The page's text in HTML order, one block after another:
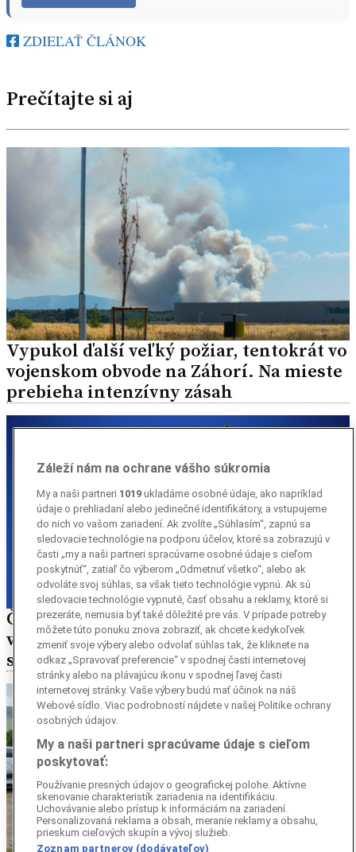
ZDIEĽAŤ ČLÁNOK
Prečítajte si aj
Vypukol ďalší veľký požiar, tentokrát vo
vojenskom obvode na Záhorí. Na mieste
prebieha intenzívny zásah
Členovia súdnej rady budú opätovne
voliť predsedu najvyššieho správneho
súdu
Záleží nám na ochrane vášho súkromia
My a naši partneri 1019 ukladáme osobné údaje, ako napríklad
údaje o prehliadaní alebo jedinečné identifikátory, a vstupujeme
do nich vo vašom zariadení. Ak zvolíte „Súhlasím“, zapnú sa
sledovacie technológie na podporu účelov, ktoré sa zobrazujú v
časti „my a naši partneri spracúvame osobné údaje s cieľom
poskytnúť“, zatiaľ čo výberom „Odmetnuť všetko“, alebo ak
odvoláte svoj súhlas, sa však tieto technológie vypnú. Ak sú
sledovacie technológie vypnuté, časť obsahu a reklamy, ktoré si
prezeráte, nemusia byť také dôležité pre vás. V prípade potreby
môžete túto ponuku znova zobraziť, ak chcete kedykoľvek
zmeniť svoje výbery alebo odvolať súhlas tak, že kliknete na
odkaz „Spravovať preferencie“ v spodnej časti internetovej
stránky alebo na plávajúcu ikonu v spodnej ľavej časti
internetovej stránky. Vaše výbery budú mať účinok na náš
Webové sídlo. Viac podrobností nájdete v našej Politike ochrany
osobných údajov.
My a naši partneri spracúvame údaje s cieľom
poskytovať:
Používanie presných údajov o geografickej polohe. Aktívne
skenovanie charakteristík zariadenia na identifikáciu.
Uchovávanie alebo prístup k informáciám na zariadení.
Personalizovaná reklama a obsah, meranie reklamy a obsahu,
prieskum cieľových skupín a vývoj služieb.
Zoznam partnerov (dodávateľov)